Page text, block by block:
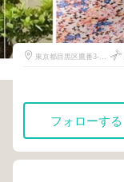
東京都目黒区鷹番3-6-
フォローする